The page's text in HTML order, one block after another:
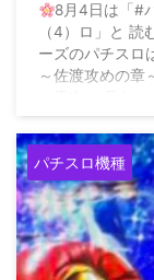
8月4日は「#
（4）ロ」と 読
ーズのパチスロ
～佐渡攻めの章
August 4, 2026
パチスロ機種